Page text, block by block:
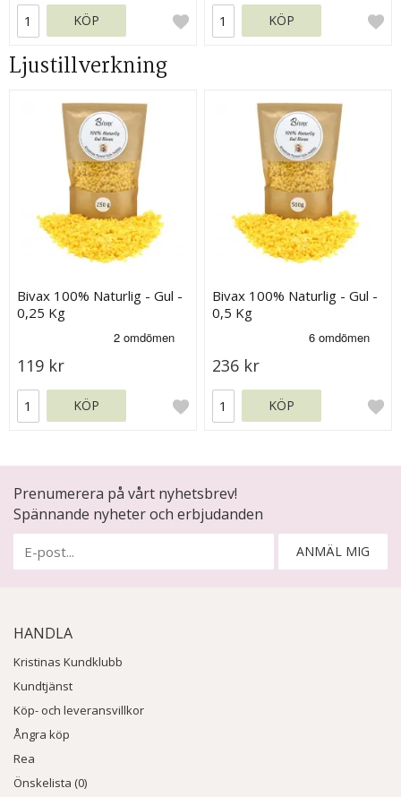
KÖP KÖP
Ljustillverkning
Bivax 100% Naturlig - Gul -
0,25 Kg
119 kr
KÖP
Bivax 100% Naturlig - Gul -
0,5 Kg
236 kr
KÖP
Prenumerera på vårt nyhetsbrev!
Spännande nyheter och erbjudanden
ANMÄL MIG
HANDLA
Kristinas Kundklubb
Kundtjänst
Köp- och leveransvillkor
Ångra köp
Rea
Önskelista (0)